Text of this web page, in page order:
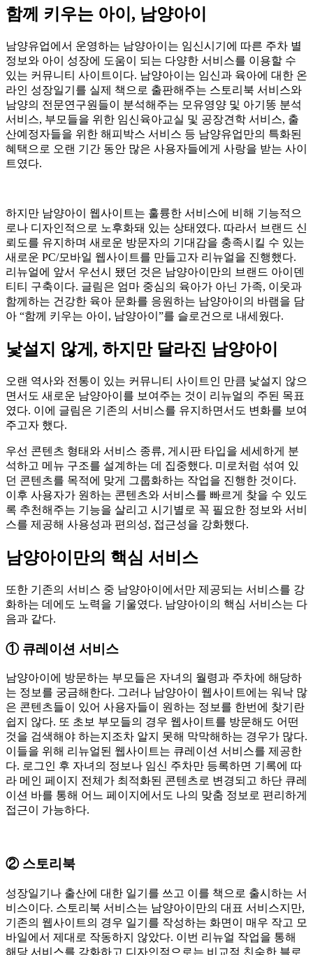
함께 키우는 아이, 남양아이
남양유업에서 운영하는 남양아이는 임신시기에 따른 주차 별
정보와 아이 성장에 도움이 되는 다양한 서비스를 이용할 수
있는 커뮤니티 사이트이다. 남양아이는 임신과 육아에 대한 온
라인 성장일기를 실제 책으로 출판해주는 스토리북 서비스와
남양의 전문연구원들이 분석해주는 모유영양 및 아기똥 분석
서비스, 부모들을 위한 임신육아교실 및 공장견학 서비스, 출
산예정자들을 위한 해피박스 서비스 등 남양유업만의 특화된
혜택으로 오랜 기간 동안 많은 사용자들에게 사랑을 받는 사이
트였다.
하지만 남양아이 웹사이트는 훌륭한 서비스에 비해 기능적으
로나 디자인적으로 노후화돼 있는 상태였다. 따라서 브랜드 신
뢰도를 유지하며 새로운 방문자의 기대감을 충족시킬 수 있는
새로운 PC/모바일 웹사이트를 만들고자 리뉴얼을 진행했다.
리뉴얼에 앞서 우선시 됐던 것은 남양아이만의 브랜드 아이덴
티티 구축이다. 글림은 엄마 중심의 육아가 아닌 가족, 이웃과
함께하는 건강한 육아 문화를 응원하는 남양아이의 바램을 담
아 “함께 키우는 아이, 남양아이”를 슬로건으로 내세웠다.
낯설지 않게, 하지만 달라진 남양아이
오랜 역사와 전통이 있는 커뮤니티 사이트인 만큼 낯설지 않으
면서도 새로운 남양아이를 보여주는 것이 리뉴얼의 주된 목표
였다. 이에 글림은 기존의 서비스를 유지하면서도 변화를 보여
주고자 했다.
우선 콘텐츠 형태와 서비스 종류, 게시판 타입을 세세하게 분
석하고 메뉴 구조를 설계하는 데 집중했다. 미로처럼 섞여 있
던 콘텐츠를 목적에 맞게 그룹화하는 작업을 진행한 것이다.
이후 사용자가 원하는 콘텐츠와 서비스를 빠르게 찾을 수 있도
록 추천해주는 기능을 살리고 시기별로 꼭 필요한 정보와 서비
스를 제공해 사용성과 편의성, 접근성을 강화했다.
남양아이만의 핵심 서비스
또한 기존의 서비스 중 남양아이에서만 제공되는 서비스를 강
화하는 데에도 노력을 기울였다. 남양아이의 핵심 서비스는 다
음과 같다.
① 큐레이션 서비스
남양아이에 방문하는 부모들은 자녀의 월령과 주차에 해당하
는 정보를 궁금해한다. 그러나 남양아이 웹사이트에는 워낙 많
은 콘텐츠들이 있어 사용자들이 원하는 정보를 한번에 찾기란
쉽지 않다. 또 초보 부모들의 경우 웹사이트를 방문해도 어떤
것을 검색해야 하는지조차 알지 못해 막막해하는 경우가 많다.
이들을 위해 리뉴얼된 웹사이트는 큐레이션 서비스를 제공한
다. 로그인 후 자녀의 정보나 임신 주차만 등록하면 기록에 따
라 메인 페이지 전체가 최적화된 콘텐츠로 변경되고 하단 큐레
이션 바를 통해 어느 페이지에서도 나의 맞춤 정보로 편리하게
접근이 가능하다.
② 스토리북
성장일기나 출산에 대한 일기를 쓰고 이를 책으로 출시하는 서
비스이다. 스토리북 서비스는 남양아이만의 대표 서비스지만,
기존의 웹사이트의 경우 일기를 작성하는 화면이 매우 작고 모
바일에서 제대로 작동하지 않았다. 이번 리뉴얼 작업을 통해
해당 서비스를 강화하고 디자인적으로는 비교적 친숙한 블로